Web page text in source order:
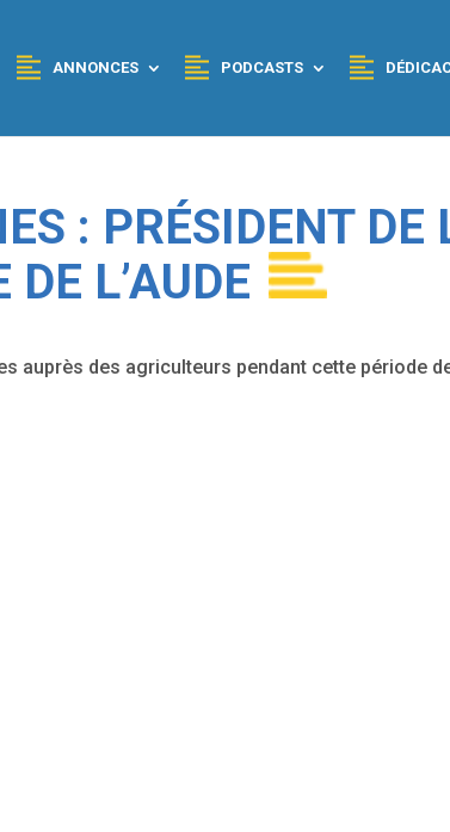
ANNONCES PODCASTS
: PRÉSIDENT DE
L’AUDE
auprès des agriculteurs pendant cette période